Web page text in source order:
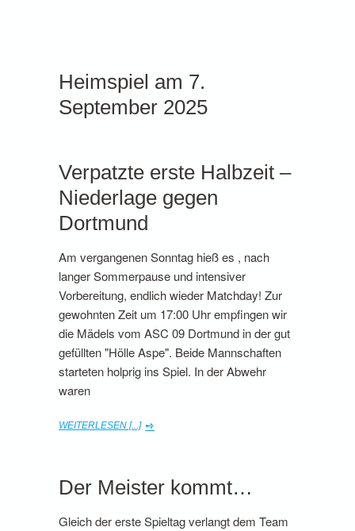
Heimspiel am 7.
September 2025
Verpatzte erste Halbzeit –
Niederlage gegen
Dortmund
Am vergangenen Sonntag hieß es , nach
langer Sommerpause und intensiver
Vorbereitung, endlich wieder Matchday! Zur
gewohnten Zeit um 17:00 Uhr empfingen wir
die Mädels vom ASC 09 Dortmund in der gut
gefüllten "Hölle Aspe". Beide Mannschaften
starteten holprig ins Spiel. In der Abwehr
waren
WEITERLESEN [...]
Der Meister kommt…
Gleich der erste Spieltag verlangt dem Team